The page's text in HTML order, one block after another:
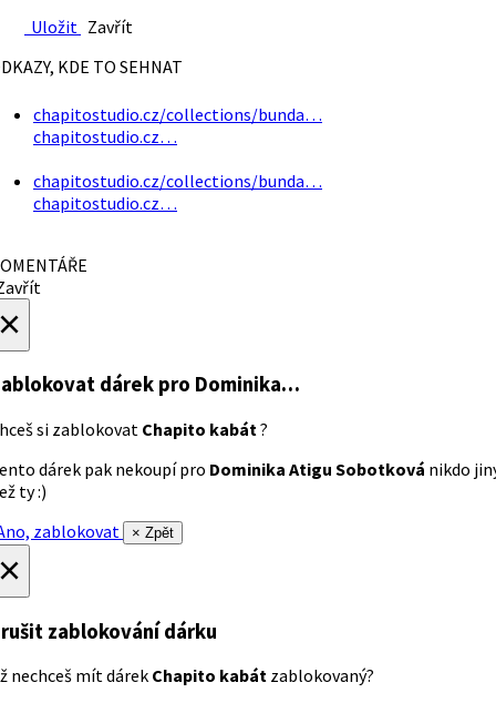
Uložit Zavřít
KDE TO SEHNAT
chapitostudio.cz/collections/bunda…
chapitostudio.cz…
chapitostudio.cz/collections/bunda…
chapitostudio.cz…
dárek pro Dominika…
si zablokovat Chapito kabát ?
dárek pak nekoupí pro Dominika Atigu Sobotková nikdo
ty :)
zablokovat
× Zpět
zablokování dárku
nechceš mít dárek Chapito kabát zablokovaný?